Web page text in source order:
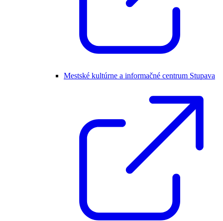
Mestské kultúrne a informačné centrum Stupava